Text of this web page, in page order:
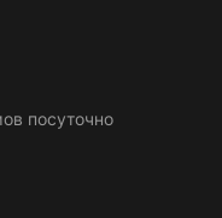
посуточно